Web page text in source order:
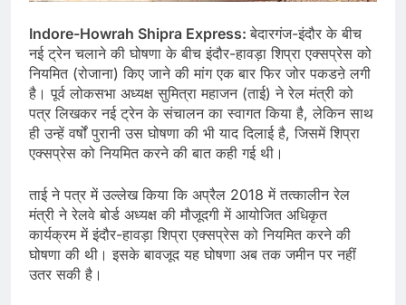
Indore-Howrah Shipra Express:बेदारगंज-इंदौर के बीच
नई ट्रेन चलाने की घोषणा के बीच इंदौर-हावड़ा शिप्रा एक्सप्रेस को
नियमित (रोजाना) किए जाने की मांग एक बार फिर जोर पकडऩे लगी
है। पूर्व लोकसभा अध्यक्ष सुमित्रा महाजन (ताई) ने रेल मंत्री को
पत्र लिखकर नई ट्रेन के संचालन का स्वागत किया है, लेकिन साथ
ही उन्हें वर्षों पुरानी उस घोषणा की भी याद दिलाई है, जिसमें शिप्रा
एक्सप्रेस को नियमित करने की बात कही गई थी।
ताई ने पत्र में उल्लेख किया कि अप्रैल 2018 में तत्कालीन रेल
मंत्री ने रेलवे बोर्ड अध्यक्ष की मौजूदगी में आयोजित अधिकृत
कार्यक्रम में इंदौर-हावड़ा शिप्रा एक्सप्रेस को नियमित करने की
घोषणा की थी। इसके बावजूद यह घोषणा अब तक जमीन पर नहीं
उतर सकी है।